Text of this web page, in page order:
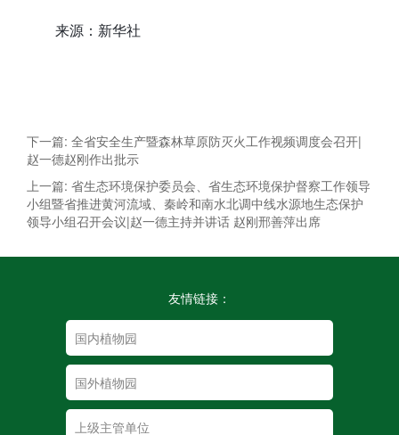
来源：新华社
下一篇: 全省安全生产暨森林草原防灭火工作视频调度会召开|
赵一德赵刚作出批示
上一篇: 省生态环境保护委员会、省生态环境保护督察工作领导
小组暨省推进黄河流域、秦岭和南水北调中线水源地生态保护
领导小组召开会议|赵一德主持并讲话 赵刚邢善萍出席
友情链接：